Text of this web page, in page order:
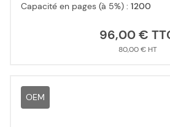
Capacité en pages (à 5%) : 1200
96,00 €
80,00 €
OEM